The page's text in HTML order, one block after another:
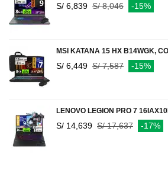
S/ 6,839 S/ 8,046 -15%
MSI KATANA 15 HX B14WGK,
S/ 6,449 S/ 7,587 -15%
LENOVO LEGION PRO 7
S/ 14,639 S/ 17,637 -17%